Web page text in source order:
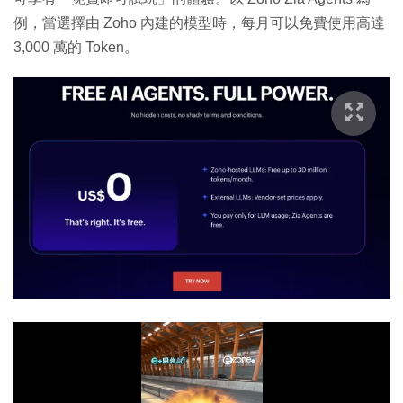
例，當選擇由 Zoho 內建的模型時，每月可以免費使用高達
3,000 萬的 Token。